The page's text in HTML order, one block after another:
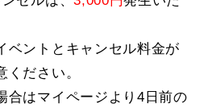
ントとキャンセル料金が
ださい。
はマイページより4日前の